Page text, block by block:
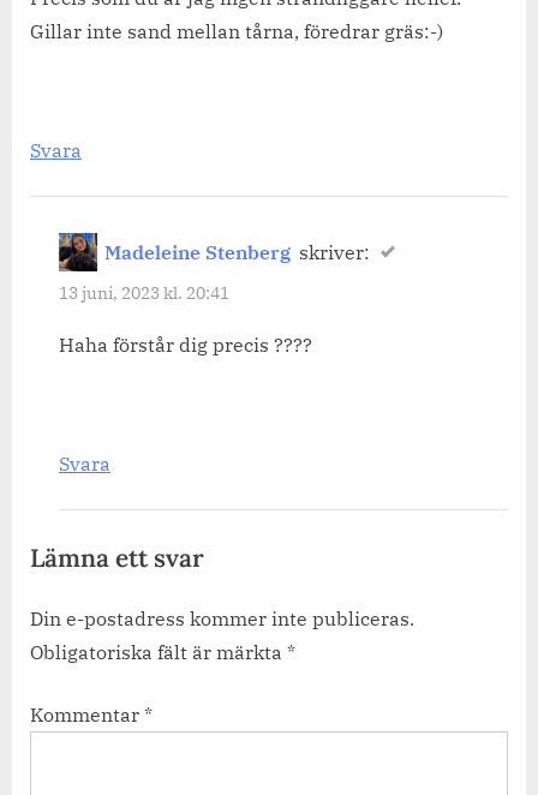
stranden.
en
strand.”
Gillar inte sand mellan tårna, föredrar gräs:-)
Svara
Madeleine Stenberg skriver:
13 juni, 2023 kl. 20:41
Haha förstår dig precis ????
Svara
Lämna ett svar
Din e-postadress kommer inte publiceras.
Obligatoriska fält är märkta *
Kommentar *